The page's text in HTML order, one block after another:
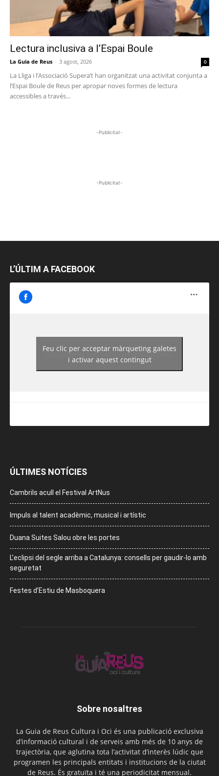
Lectura inclusiva a l’Espai Boule
La Guia de Reus - 3 agost, 2026 0
La Lliga i l’Associació Supera’t han organitzat una activitat conjunta a
l’Espai Boule de Reus per apropar noves formes de lectura
accessibles a través...
-Publicitat-
-Publicitat-
L’ÚLTIM A FACEBOOK
https://www.facebook.com/guiadereus/
Feu clic per acceptar màrqueting galetes
i activar aquest contingut
ÚLTIMES NOTÍCIES
Cambrils acull el Festival ArtNus
Impuls al talent acadèmic, musical i artístic
Duana Suites Salou obre les portes
L’eclipsi del segle arriba a Catalunya: consells per gaudir-lo amb
seguretat
Festes d’Estiu de Masboquera
Sobre nosaltres
La Guia de Reus Cultura i Oci és una publicació exclusiva
d’informació cultural i de serveis amb més de 10 anys de
trajectòria, que aglutina tota l’activitat d’interès lúdic que
programen les principals entitats i institucions de la ciutat
de Reus. És gratuïta i té una periodicitat mensual.